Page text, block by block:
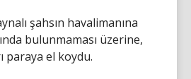
şahsın havalimanına
bulunmaması üzerine,
paraya el koydu.